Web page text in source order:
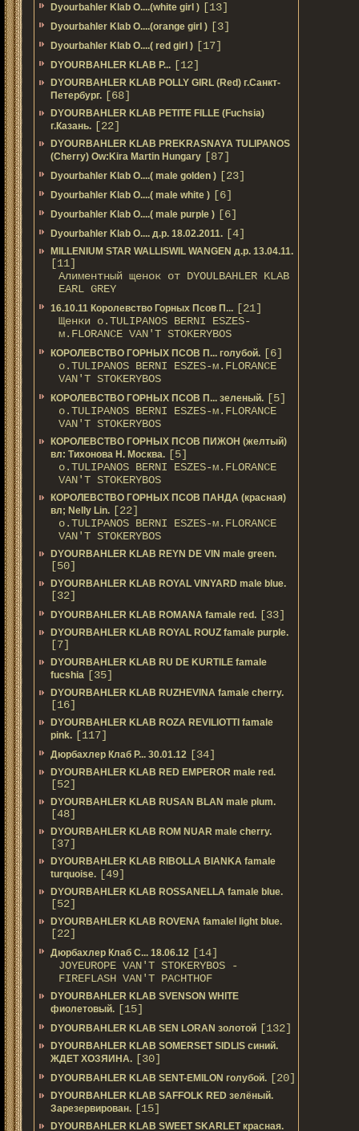
Dyourbahler Klab O....(white girl ) [13]
Dyourbahler Klab O....(orange girl ) [3]
Dyourbahler Klab O....( red girl ) [17]
DYOURBAHLER KLAB P... [12]
DYOURBAHLER KLAB POLLY GIRL (Red) г.Санкт-
Петербург. [68]
DYOURBAHLER KLAB PETITE FILLE (Fuchsia)
г.Казань. [22]
DYOURBAHLER KLAB PREKRASNAYA TULIPANOS
(Cherry) Ow:Kira Martin Hungary [87]
Dyourbahler Klab O....( male golden ) [23]
Dyourbahler Klab O....( male white ) [6]
Dyourbahler Klab O....( male purple ) [6]
Dyourbahler Klab O.... д.р. 18.02.2011. [4]
MILLENIUM STAR WALLISWIL WANGEN д.р. 13.04.11.
[11]
Алиментный щенок от DYOULBAHLER KLAB
EARL GREY
16.10.11 Королевство Горных Псов П... [21]
Щенки о.TULIPANOS BERNI ESZES-
м.FLORANCE VAN'T STOKERYBOS
КОРОЛЕВСТВО ГОРНЫХ ПСОВ П... голубой. [6]
о.TULIPANOS BERNI ESZES-м.FLORANCE
VAN'T STOKERYBOS
КОРОЛЕВСТВО ГОРНЫХ ПСОВ П... зеленый. [5]
о.TULIPANOS BERNI ESZES-м.FLORANCE
VAN'T STOKERYBOS
КОРОЛЕВСТВО ГОРНЫХ ПСОВ ПИЖОН (желтый)
вл: Тихонова Н. Москва. [5]
о.TULIPANOS BERNI ESZES-м.FLORANCE
VAN'T STOKERYBOS
КОРОЛЕВСТВО ГОРНЫХ ПСОВ ПАНДА (красная)
вл; Nelly Lin. [22]
о.TULIPANOS BERNI ESZES-м.FLORANCE
VAN'T STOKERYBOS
DYOURBAHLER KLAB REYN DE VIN male green.
[50]
DYOURBAHLER KLAB ROYAL VINYARD male blue.
[32]
DYOURBAHLER KLAB ROMANA famale red. [33]
DYOURBAHLER KLAB ROYAL ROUZ famale purple.
[7]
DYOURBAHLER KLAB RU DE KURTILE famale
fucshia [35]
DYOURBAHLER KLAB RUZHEVINA famale cherry.
[16]
DYOURBAHLER KLAB ROZA REVILIOTTI famale
pink. [117]
Дюрбахлер Клаб Р... 30.01.12 [34]
DYOURBAHLER KLAB RED EMPEROR male red.
[52]
DYOURBAHLER KLAB RUSAN BLAN male plum.
[48]
DYOURBAHLER KLAB ROM NUAR male cherry.
[37]
DYOURBAHLER KLAB RIBOLLA BIANKA famale
turquoise. [49]
DYOURBAHLER KLAB ROSSANELLA famale blue.
[52]
DYOURBAHLER KLAB ROVENA famalel light blue.
[22]
Дюрбахлер Клаб C... 18.06.12 [14]
JOYEUROPE VAN'T STOKERYBOS -
FIREFLASH VAN'T PACHTHOF
DYOURBAHLER KLAB SVENSON WHITE
фиолетовый. [15]
DYOURBAHLER KLAB SEN LORAN золотой [132]
DYOURBAHLER KLAB SOMERSET SIDLIS синий.
ЖДЕТ ХОЗЯИНА. [30]
DYOURBAHLER KLAB SENT-EMILON голубой. [20]
DYOURBAHLER KLAB SAFFOLK RED зелёный.
Зарезервирован. [15]
DYOURBAHLER KLAB SWEET SKARLET красная.